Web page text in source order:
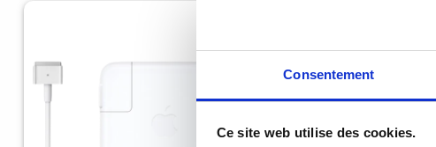
Consentement
Ce site web utilise des cookies.